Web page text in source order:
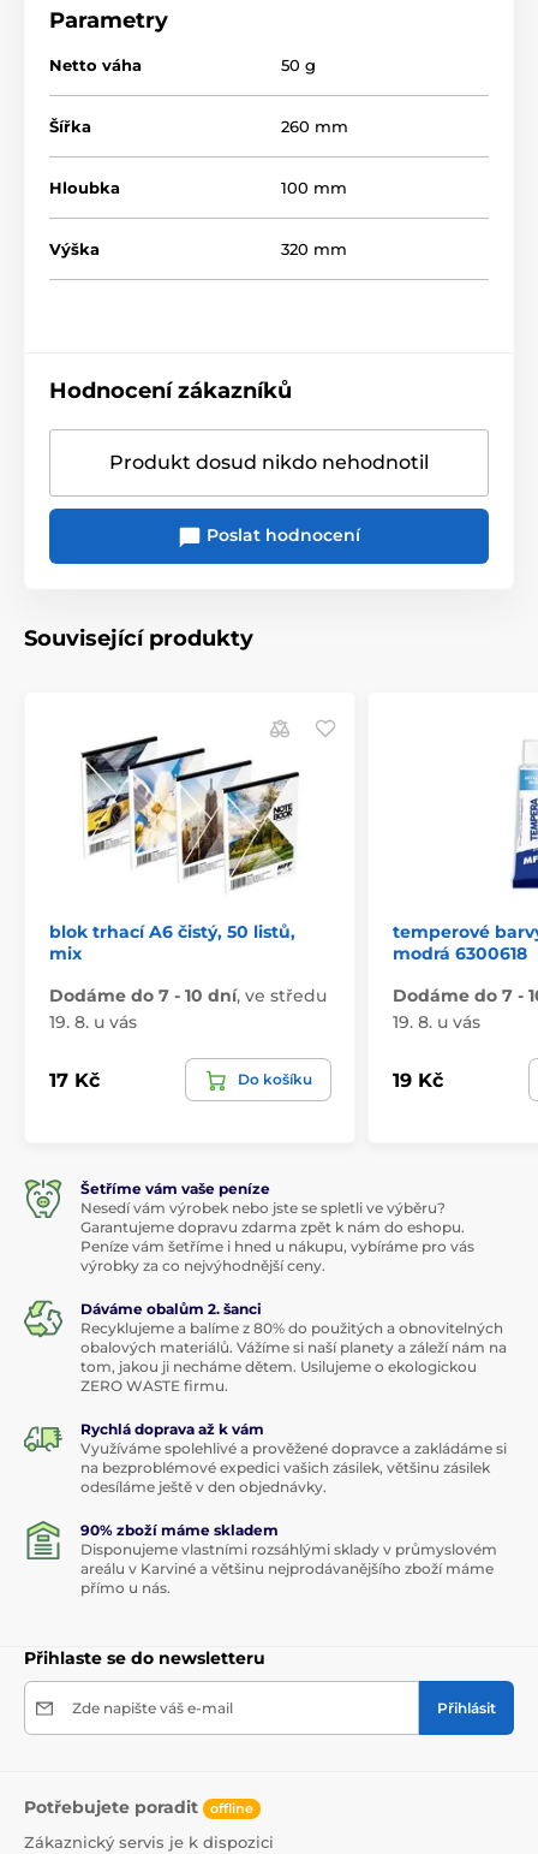
Parametry
Netto váha 50 g
Šířka 260 mm
Hloubka 100 mm
Výška 320 mm
Hodnocení zákazníků
Produkt dosud nikdo nehodnotil
Poslat hodnocení
Související produkty
blok trhací A6 čistý, 50 listů,
mix
Dodáme do 7 - 10 dní, ve středu
19. 8. u vás
17 Kč Do košíku
temperové
modrá 6300618
Dodáme do 7 -
19. 8. u vás
19 Kč
Šetříme vám vaše peníze
Nesedí vám výrobek nebo jste se spletli ve výběru?
Garantujeme dopravu zdarma zpět k nám do eshopu.
Peníze vám šetříme i hned u nákupu, vybíráme pro vás
výrobky za co nejvýhodnější ceny.
Dáváme obalům 2. šanci
Recyklujeme a balíme z 80% do použitých a obnovitelných
obalových materiálů. Vážíme si naší planety a záleží nám na
tom, jakou ji necháme dětem. Usilujeme o ekologickou
ZERO WASTE firmu.
Rychlá doprava až k vám
Využíváme spolehlivé a prověžené dopravce a zakládáme si
na bezproblémové expedici vašich zásilek, většinu zásilek
odesíláme ještě v den objednávky.
90% zboží máme skladem
Disponujeme vlastními rozsáhlými sklady v průmyslovém
areálu v Karviné a většinu nejprodávanějšího zboží máme
přímo u nás.
Přihlaste se do newsletteru
Zde napište váš e-mail Přihlásit
Potřebujete poradit offline
Zákaznický servis je k dispozici